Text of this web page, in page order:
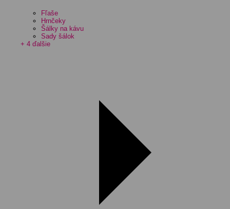
Fľaše
Hrnčeky
Šálky na kávu
Sady šálok
+ 4 ďalšie